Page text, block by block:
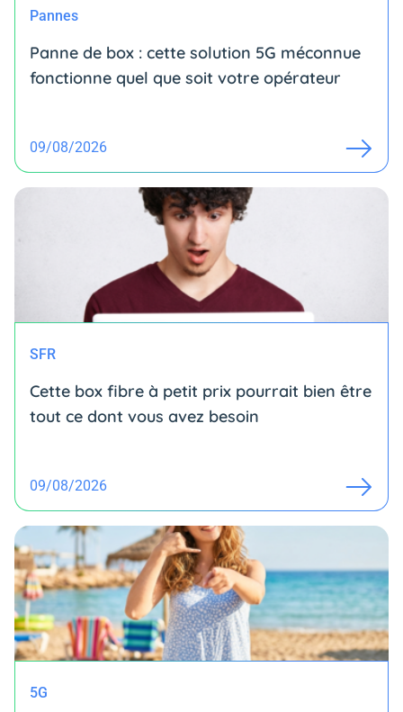
Pannes
Panne de box : cette solution 5G méconnue
fonctionne quel que soit votre opérateur
09/08/2026
SFR
Cette box fibre à petit prix pourrait bien être
tout ce dont vous avez besoin
09/08/2026
5G